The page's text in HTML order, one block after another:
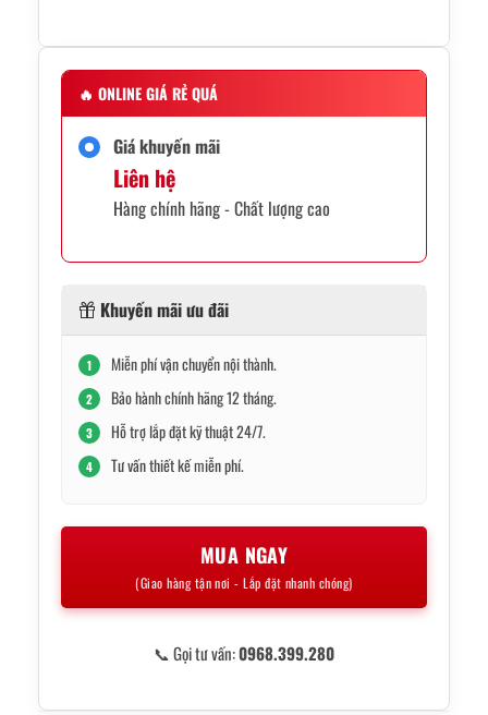
🔥 ONLINE GIÁ RẺ QUÁ
Giá khuyến mãi
Liên hệ
Hàng chính hãng - Chất lượng cao
Khuyến mãi ưu đãi
1 Miễn phí vận chuyển nội thành.
2 Bảo hành chính hãng 12 tháng.
3 Hỗ trợ lắp đặt kỹ thuật 24/7.
4 Tư vấn thiết kế miễn phí.
MUA NGAY
(Giao hàng tận nơi - Lắp đặt nhanh chóng)
📞 Gọi tư vấn:0968.399.280